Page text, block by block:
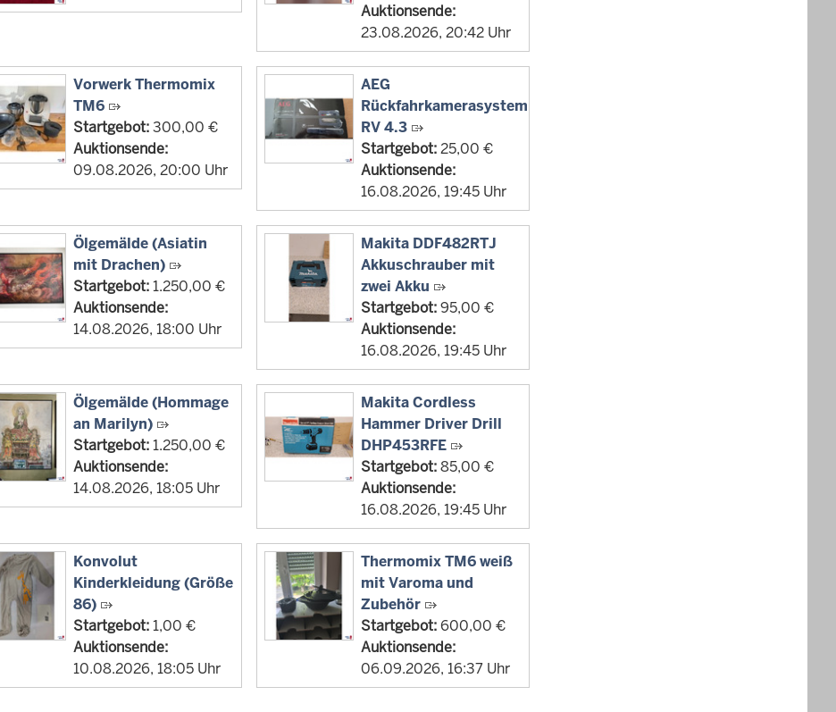
Auktionsende:
23.08.2026, 20:42 Uhr
Vorwerk Thermomix
TM6
Startgebot:300,00 €
Auktionsende:
09.08.2026, 20:00 Uhr
AEG
Rückfahrkamerasystem
RV 4.3
Startgebot:25,00 €
Auktionsende:
16.08.2026, 19:45 Uhr
Ölgemälde (Asiatin
mit Drachen)
Startgebot:1.250,00 €
Auktionsende:
14.08.2026, 18:00 Uhr
Makita DDF482RTJ
Akkuschrauber mit
zwei Akku
Startgebot:95,00 €
Auktionsende:
16.08.2026, 19:45 Uhr
Ölgemälde (Hommage
an Marilyn)
Startgebot:1.250,00 €
Auktionsende:
14.08.2026, 18:05 Uhr
Makita Cordless
Hammer Driver Drill
DHP453RFE
Startgebot:85,00 €
Auktionsende:
16.08.2026, 19:45 Uhr
Konvolut
Kinderkleidung (Größe
86)
Startgebot:1,00 €
Auktionsende:
10.08.2026, 18:05 Uhr
Thermomix TM6 weiß
mit Varoma und
Zubehör
Startgebot:600,00 €
Auktionsende:
06.09.2026, 16:37 Uhr